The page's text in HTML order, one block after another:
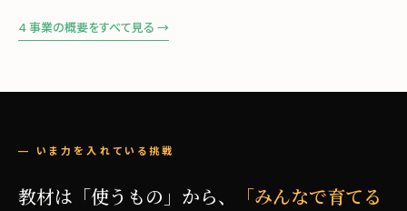
4 事業の概要をすべて見る →
— いま力を入れている挑戦
教材は「使うもの」から、
「みんなで育てる